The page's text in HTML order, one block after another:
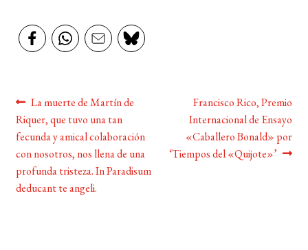
Navegación
de
entradas
Anterior:
La muerte de Martín de
Riquer, que tuvo una tan
fecunda y amical colaboración
con nosotros, nos llena de una
profunda tristeza. In Paradisum
deducant te angeli.
Siguiente:
Francisco Rico, Premio
Internacional de Ensayo
«Caballero Bonald» por
‘Tiempos del «Quijote»’